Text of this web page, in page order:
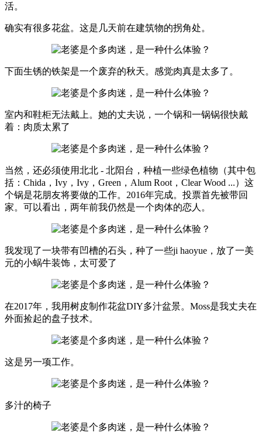
活。
确实有很多花盆。这是几天前在建筑物的拐角处。
下面生锈的铁架是一个废弃的秋天。感觉肉真是太多了。
室内和鞋柜无法戴上。她的丈夫说，一个锅和一锅锅很快戴
着：肉质太累了
当然，还必须使用北北 - 北阳台，种植一些绿色植物（其中包
括：Chida，Ivy，Ivy，Green，Alum Root，Clear Wood ...）这
个锅是花朋友将要做的工作。2016年完成。投票首先被带回
家。可以看出，两年前我仍然是一个肉体的恋人。
我发现了一块带有凹槽的石头，种了一些ji haoyue，放了一美
元的小蜗牛装饰，太可爱了
在2017年，我用树皮制作花盆DIY多汁盆景。Moss是我丈夫在
外面捡起的盘子技术。
这是另一项工作。
多汁的椅子